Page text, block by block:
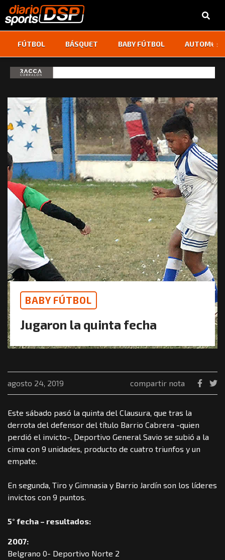
FÚTBOL BÁSQUET BABY FÚTBOL ‹ ›
BABY FÚTBOL
Jugaron la quinta fecha
agosto 24, 2019 compartir nota
Este sábado pasó la quinta del Clausura, que tras la
derrota del defensor del título Barrio Cabrera -quien
perdió el invicto-, Deportivo General Savio se subió a la
cima con 9 unidades, producto de cuatro triunfos y un
empate.
En segunda, Tiro y Gimnasia y Barrio Jardín son los líderes
invictos con 9 puntos.
5° fecha – resultados:
2007:
Belgrano 0- Deportivo Norte 2